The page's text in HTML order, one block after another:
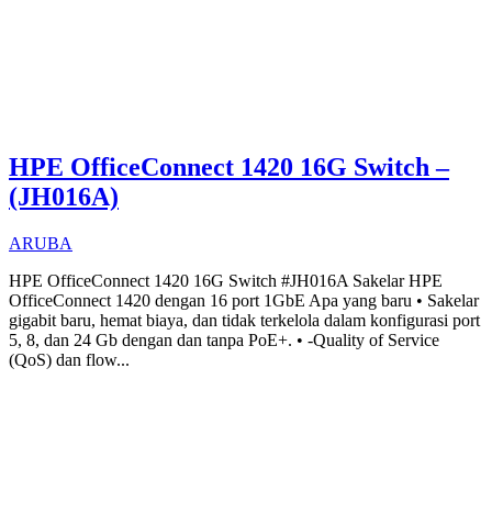
HPE OfficeConnect 1420 16G Switch –
(JH016A)
ARUBA
HPE OfficeConnect 1420 16G Switch #JH016A Sakelar HPE
OfficeConnect 1420 dengan 16 port 1GbE Apa yang baru • Sakelar
gigabit baru, hemat biaya, dan tidak terkelola dalam konfigurasi port
5, 8, dan 24 Gb dengan dan tanpa PoE+. • -Quality of Service
(QoS) dan flow...